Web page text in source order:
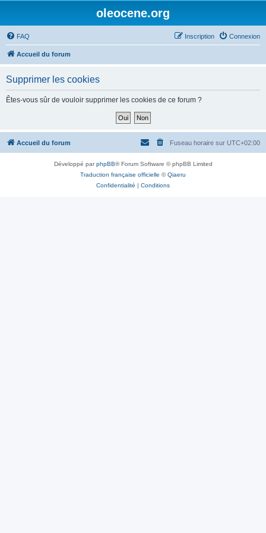
oleocene.org
FAQ Connexion
Inscription
Accueil du forum
Supprimer les cookies
Êtes-vous sûr de vouloir supprimer les cookies de ce forum ?
Accueil du forum Fuseau horaire sur UTC+02:00
Développé parphpBB® Forum Software © phpBB Limited
Traduction française officielle ©Qiaeru
Confidentialité | Conditions